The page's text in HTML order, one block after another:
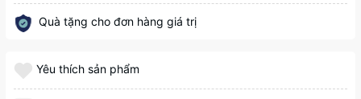
Quà tặng cho đơn hàng giá trị
Yêu thích sản phẩm